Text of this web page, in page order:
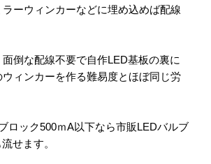
ーウィンカーなどに埋め込めば配線
倒な配線不要で自作LED基板の裏に
ィンカーを作る難易度とほぼ同じ労
ロック500ｍA以下なら市販LEDバルブ
せます。